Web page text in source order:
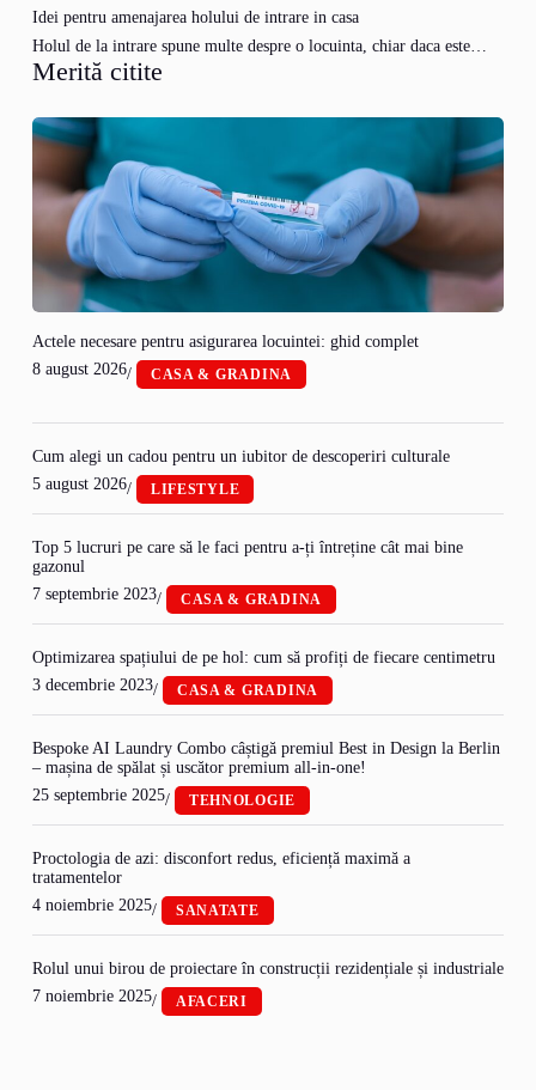
Idei pentru amenajarea holului de intrare in casa
Holul de la intrare spune multe despre o locuinta, chiar daca este…
Merită citite
Actele necesare pentru asigurarea locuintei: ghid complet
8 august 2026/ CASA & GRADINA
Cum alegi un cadou pentru un iubitor de descoperiri culturale
5 august 2026/ LIFESTYLE
Top 5 lucruri pe care să le faci pentru a-ți întreține cât mai bine
gazonul
7 septembrie 2023/ CASA & GRADINA
Optimizarea spațiului de pe hol: cum să profiți de fiecare centimetru
3 decembrie 2023/ CASA & GRADINA
Bespoke AI Laundry Combo câștigă premiul Best in Design la Berlin
– mașina de spălat și uscător premium all-in-one!
25 septembrie 2025/ TEHNOLOGIE
Proctologia de azi: disconfort redus, eficiență maximă a
tratamentelor
4 noiembrie 2025/ SANATATE
Rolul unui birou de proiectare în construcții rezidențiale și industriale
7 noiembrie 2025/ AFACERI